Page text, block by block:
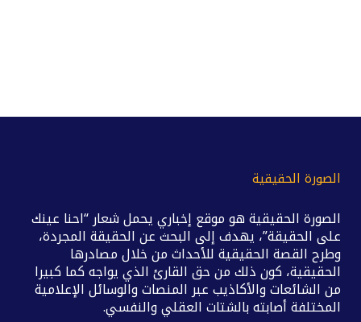
الصورة الحقيقية
الصورة الحقيقية هو موقع إخباري يحمل شعار “احنا عينك
على الحقيقة”، يهدف إلى البحث عن الحقيقة المجردة،
وطرح القصة الحقيقية للأحداث من خلال مصادرها
الحقيقية، كون ذلك من حق القارئ الذي يواجه كما كبيرا
من الشائعات والأكاذيب عبر المنصات والوسائل الإعلامية
المختلفة أصابته بالشتات العقلي والنفسي.